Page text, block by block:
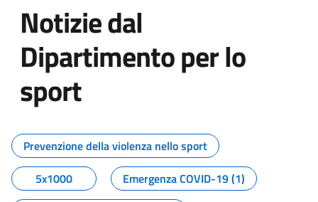
Notizie dal
Dipartimento per lo
sport
Tutti i contenuti della pagina
Prevenzione della violenza nello sport
5x1000
Emergenza COVID-19 (1)